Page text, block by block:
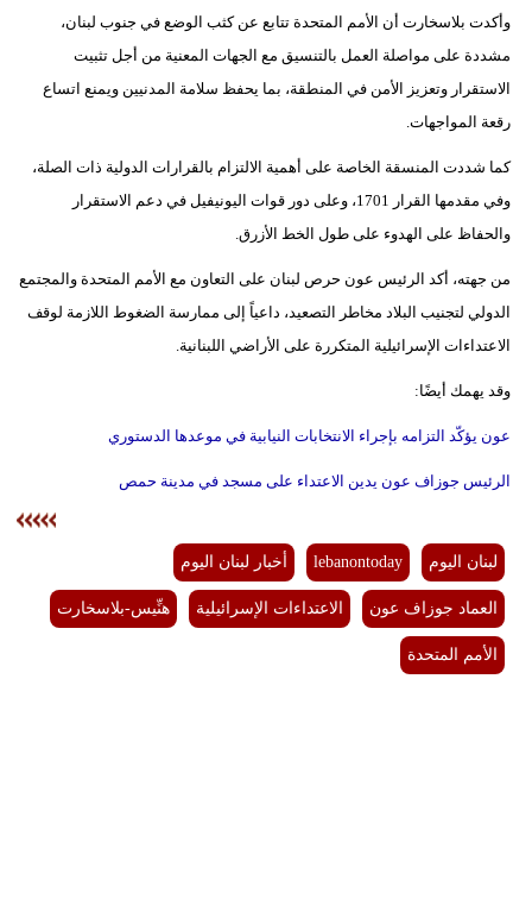
فيديو
وأكدت بلاسخارت أن الأمم المتحدة تتابع عن كثب الوضع في جنوب لبنان،
مشددة على مواصلة العمل بالتنسيق مع الجهات المعنية من أجل تثبيت
الاستقرار وتعزيز الأمن في المنطقة، بما يحفظ سلامة المدنيين ويمنع اتساع
رقعة المواجهات.
كما شددت المنسقة الخاصة على أهمية الالتزام بالقرارات الدولية ذات الصلة،
وفي مقدمها القرار 1701، وعلى دور قوات اليونيفيل في دعم الاستقرار
والحفاظ على الهدوء على طول الخط الأزرق.
من جهته، أكد الرئيس عون حرص لبنان على التعاون مع الأمم المتحدة والمجتمع
الدولي لتجنيب البلاد مخاطر التصعيد، داعياً إلى ممارسة الضغوط اللازمة لوقف
الاعتداءات الإسرائيلية المتكررة على الأراضي اللبنانية.
وقد يهمك أيضًا:
عون يؤكّد التزامه بإجراء الانتخابات النيابية في موعدها الدستوري
الرئيس جوزاف عون يدين الاعتداء على مسجد في مدينة حمص
لبنان اليوم lebanontoday أخبار لبنان اليوم
العماد جوزاف عون الاعتداءات الإسرائيلية هنِّيس-بلاسخارت
الأمم المتحدة